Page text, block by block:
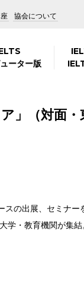
協会について
ーター版
」（対面・
スの出展、セミナー
学・教育機関が集